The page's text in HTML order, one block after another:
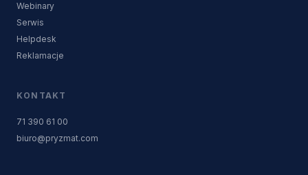
Webinary
Serwis
Helpdesk
Reklamacje
KONTAKT
71 390 61 00
biuro@pryzmat.com